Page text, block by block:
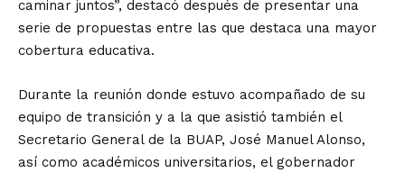
caminar juntos”, destacó después de presentar una
serie de propuestas entre las que destaca una mayor
cobertura educativa.
Durante la reunión donde estuvo acompañado de su
equipo de transición y a la que asistió también el
Secretario General de la BUAP, José Manuel Alonso,
así como académicos universitarios, el gobernador